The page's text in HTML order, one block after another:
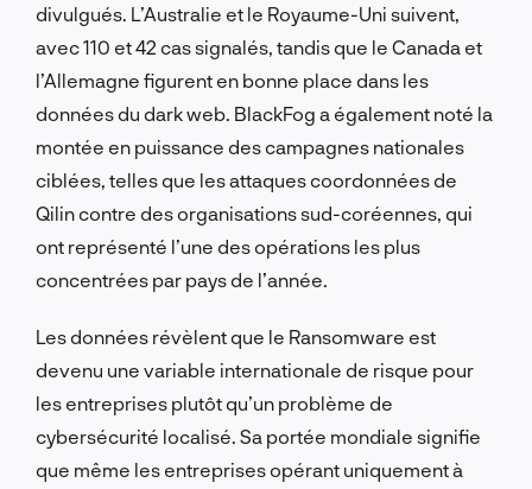
divulgués. L’Australie et le Royaume-Uni suivent,
avec 110 et 42 cas signalés, tandis que le Canada et
l’Allemagne figurent en bonne place dans les
données du dark web. BlackFog a également noté la
montée en puissance des campagnes nationales
ciblées, telles que les attaques coordonnées de
Qilin contre des organisations sud-coréennes, qui
ont représenté l’une des opérations les plus
concentrées par pays de l’année.
Les données révèlent que le Ransomware est
devenu une variable internationale de risque pour
les entreprises plutôt qu’un problème de
cybersécurité localisé. Sa portée mondiale signifie
que même les entreprises opérant uniquement à